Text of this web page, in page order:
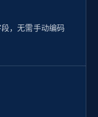
，无需手动编码